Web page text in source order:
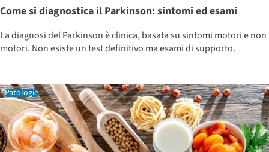
Come si diagnostica il Parkinson: sintomi ed esami
La diagnosi del Parkinson è clinica, basata su sintomi motori e non
motori. Non esiste un test definitivo ma esami di supporto.
Patologie